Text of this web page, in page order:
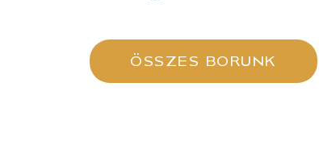
ÖSSZES BORUNK